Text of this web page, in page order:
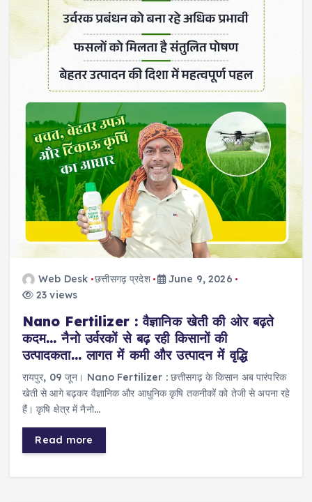
Web Desk छत्तीसगढ़ प्रदेश
June 9, 2026
23 views
Nano Fertilizer : वैज्ञानिक खेती की ओर बढ़ते
कदम… नैनो उर्वरकों से बढ़ रही किसानों की
उत्पादकता… लागत में कमी और उत्पादन में वृद्धि
रायपुर, 09 जून। Nano Fertilizer : छत्तीसगढ़ के किसान अब पारंपरिक
खेती से आगे बढ़कर वैज्ञानिक और आधुनिक कृषि तकनीकों को तेजी से अपना रहे
हैं। कृषि क्षेत्र में नैनो…
Read more